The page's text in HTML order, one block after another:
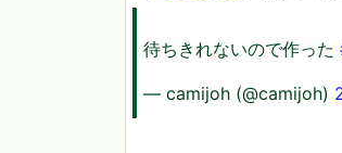
待ちきれないので作った
— camijoh (@camijoh)